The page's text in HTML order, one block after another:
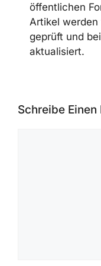
öffentlichen
Artikel
geprüft und
aktualisiert.
Schreibe Einen